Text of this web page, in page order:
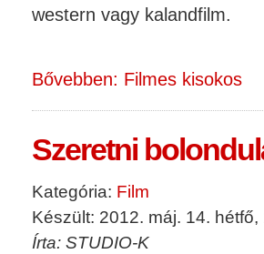
western vagy kalandfilm.
Bővebben: Filmes kisokos
Szeretni
Kategória: Film
Készült: 2012. máj. 14. hétfő,
Írta: STUDIO-K